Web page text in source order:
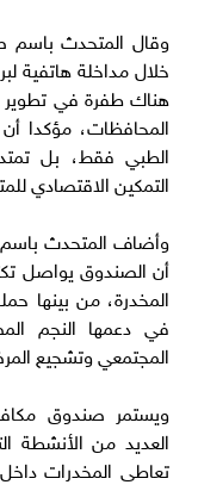
وقال المتحدث باسم
خلال مداخلة هاتفية
هناك طفرة في تطوير
المحافظات، مؤكدا
الطبي فقط، بل
التمكين الاقتصادي
وأضاف المتحدث
أن الصندوق يواصل
المخدرة، من بينها
في دعمها النجم
المجتمعي وتشجيع
ويستمر صندوق
العديد من الأنشطة
تعاطى المخدرات